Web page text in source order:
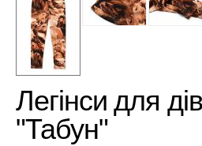
Легінси для
"Табун"